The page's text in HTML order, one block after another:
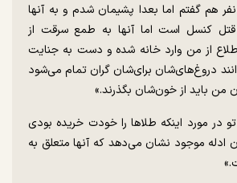
هم گفتم اما بعدا پشیمان شدم و به آنها
کنسل است اما آنها به طمع سرقت از
از من وارد خانه شده و دست به جنایت
دروغ‌های‌شان برای‌شان گران تمام می‌شود
من باید از خون‌شان بگذرند.»
در مورد اینکه طلاها را خودت خریده بودی
ادله موجود نشان می‌دهد که آنها متعلق به